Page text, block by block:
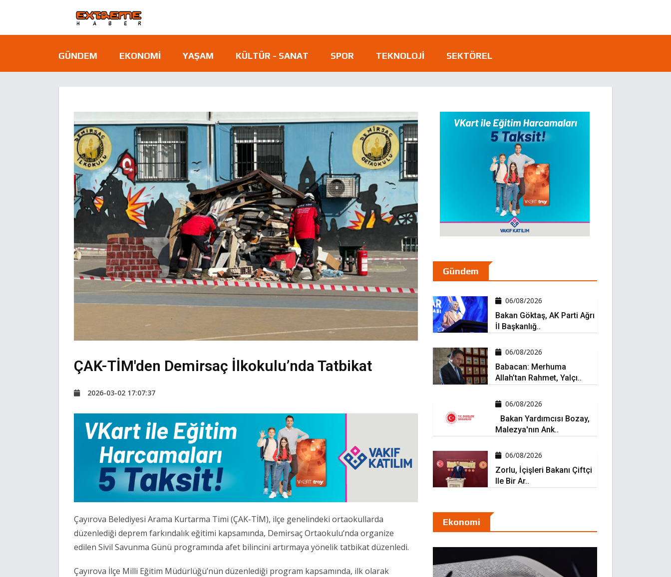
GÜNDEM EKONOMI YAŞAM KÜLTÜR - SANAT SPOR TEKNOLOJI SEKTÖREL
ÇAK-TİM'den Demirsaç İlkokulu’nda Tatbikat
2026-03-02 17:07:37
Çayırova Belediyesi Arama Kurtarma Timi (ÇAK-TİM), ilçe genelindeki ortaokullarda
düzenlediği deprem farkındalık eğitimi kapsamında, Demirsaç Ortaokulu’nda organize
edilen Sivil Savunma Günü programında afet bilincini artırmaya yönelik tatbikat düzenledi.
Çayırova İlçe Milli Eğitim Müdürlüğü’nün düzenlediği program kapsamında, ilk olarak
Gündem
06/08/2026
Bakan Göktaş, AK Parti Ağrı
İl Başkanlığ..
06/08/2026
Babacan: Merhuma
Allah’tan Rahmet, Yalçı..
06/08/2026
Bakan Yardımcısı Bozay,
Malezya'nın Ank..
06/08/2026
Zorlu, İçişleri Bakanı Çiftçi
Ile Bir Ar..
Ekonomi